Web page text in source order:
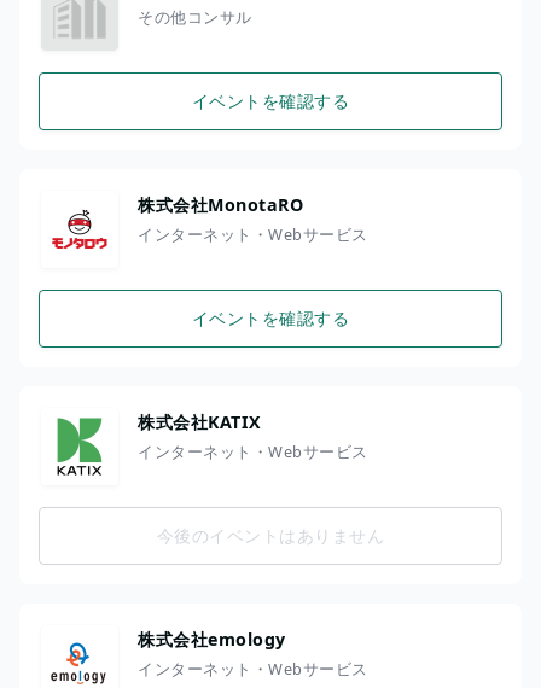
その他コンサル
イベントを確認する
株式会社MonotaRO
インターネット・Webサービス
イベントを確認する
株式会社KATIX
インターネット・Webサービス
今後のイベントはありません
株式会社emology
インターネット・Webサービス